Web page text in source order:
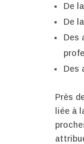
De
De
Des
Des
Près
liée à